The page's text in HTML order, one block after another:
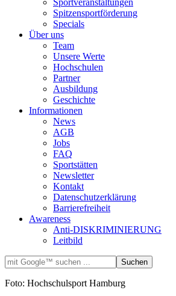
Spitzensportförderung
Specials
Über uns
Team
Unsere Werte
Hochschulen
Partner
Ausbildung
Geschichte
Informationen
News
AGB
Jobs
FAQ
Sportstätten
Newsletter
Kontakt
Datenschutzerklärung
Barrierefreiheit
Awareness
Anti-DISKRIMINIERUNG
Leitbild
Foto: Hochschulsport Hamburg